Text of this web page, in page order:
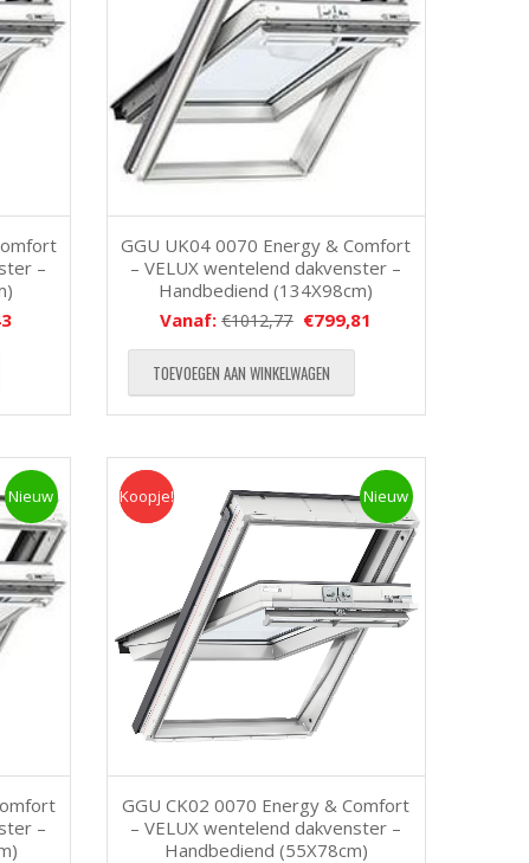
–
GGU UK04 0070 Energy & Comfort
– VELUX wentelend dakvenster –
Handbediend (134X98cm)
Vanaf:€1012,77 €799,81
TOEVOEGEN AAN WINKELWAGEN
Nieuw
–
Koopje Nieuw
Koopje!
GGU CK02 0070 Energy & Comfort
– VELUX wentelend dakvenster –
Handbediend (55X78cm)